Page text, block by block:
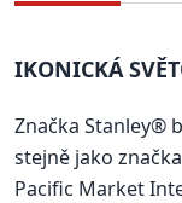
IKONICKÁ
Značka Stanley®
stejně jako
Pacific Market